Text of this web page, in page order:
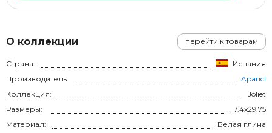
О коллекции перейти к товарам
Страна:
Испания
Производитель:
Aparici
Коллекция:
Joliet
Размеры:
, 7.4x29.75
Материал:
Белая глина